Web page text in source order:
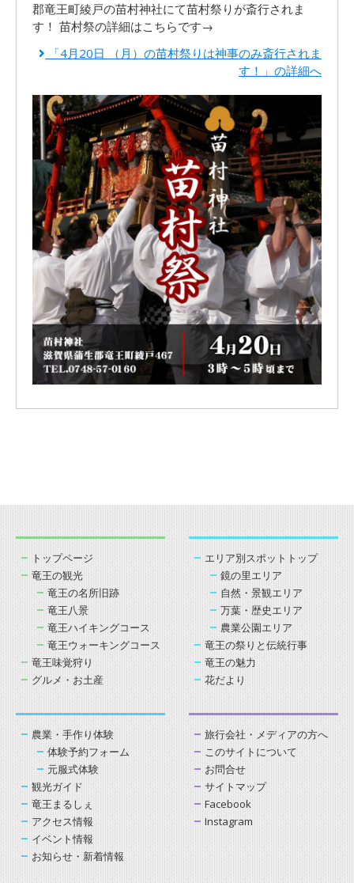
郡竜王町綾戸の苗村神社にて苗村祭りが斎行されま
す！ 苗村祭の詳細はこちらです→
「4月20日 （月）の苗村祭りは神事のみ斎行されま
す！」の詳細へ
トップページ
竜王の観光
竜王の名所旧跡
竜王八景
竜王ハイキングコース
竜王ウォーキングコース
竜王味覚狩り
グルメ・お土産
エリア別スポットトップ
鏡の里エリア
自然・景観エリア
万葉・歴史エリア
農業公園エリア
竜王の祭りと伝統行事
竜王の魅力
花だより
農業・手作り体験
体験予約フォーム
元服式体験
観光ガイド
竜王まるしぇ
アクセス情報
イベント情報
お知らせ・新着情報
旅行会社・メディアの方へ
このサイトについて
お問合せ
サイトマップ
Facebook
Instagram